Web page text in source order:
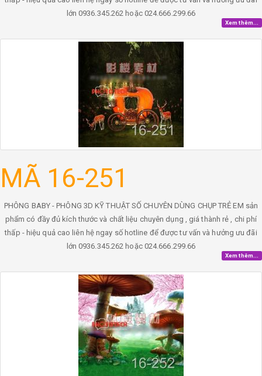
lớn 0936.345.262 hoặc 024.666.299.66
Xem thêm...
MÃ 16-251
PHÔNG BABY - PHÔNG 3D KỸ THUẬT SỐ CHUYÊN DÙNG CHỤP TRẺ EM sản
phẩm có đầy đủ kích thước và chất liệu chuyên dụng , giá thành rẻ , chi phí
thấp - hiệu quả cao liên hệ ngay số hotline để được tư vấn và hưởng ưu đãi
lớn 0936.345.262 hoặc 024.666.299.66
Xem thêm...